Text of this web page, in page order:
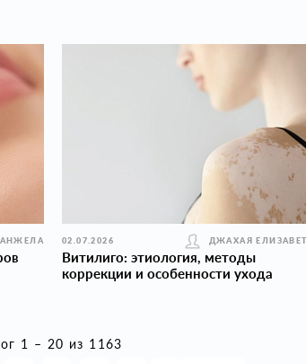
02.07.2026 ДЖАХАЯ
Витилиго: этиология, методы
коррекции и особенности ухода
1 – 20 из 1163